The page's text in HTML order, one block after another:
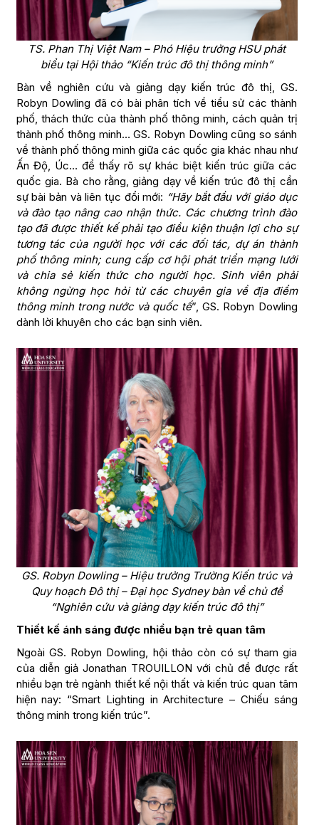
TS. Phan Thị Việt Nam – Phó Hiệu trưởng HSU phát
biểu tại Hội thảo “Kiến trúc đô thị thông minh”
Bàn về nghiên cứu và giảng dạy kiến trúc đô thị, GS.
Robyn Dowling đã có bài phân tích về tiểu sử các thành
phố, thách thức của thành phố thông minh, cách quản trị
thành phố thông minh… GS. Robyn Dowling cũng so sánh
về thành phố thông minh giữa các quốc gia khác nhau như
Ấn Độ, Úc… để thấy rõ sự khác biệt kiến trúc giữa các
quốc gia. Bà cho rằng, giảng dạy về kiến trúc đô thị cần
sự bài bản và liên tục đổi mới: “Hãy bắt đầu với giáo dục
và đào tạo nâng cao nhận thức. Các chương trình đào
tạo đã được thiết kế phải tạo điều kiện thuận lợi cho sự
tương tác của người học với các đối tác, dự án thành
phố thông minh; cung cấp cơ hội phát triển mạng lưới
và chia sẻ kiến ​​thức cho người học. Sinh viên phải
không ngừng học hỏi từ các chuyên gia về địa điểm
thông minh trong nước và quốc tế”, GS. Robyn Dowling
dành lời khuyên cho các bạn sinh viên.
GS. Robyn Dowling – Hiệu trưởng Trường Kiến trúc và
Quy hoạch Đô thị – Đại học Sydney bàn về chủ đề
“Nghiên cứu và giảng dạy kiến trúc đô thị”
Thiết kế ánh sáng được nhiều bạn trẻ quan tâm
Ngoài GS. Robyn Dowling, hội thảo còn có sự tham gia
của diễn giả Jonathan TROUILLON với chủ đề được rất
nhiều bạn trẻ ngành thiết kế nội thất và kiến trúc quan tâm
hiện nay: “Smart Lighting in Architecture – Chiếu sáng
thông minh trong kiến trúc”.